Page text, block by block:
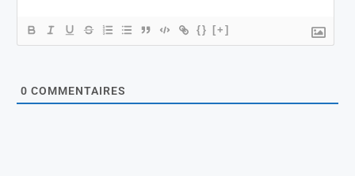
{} [+]
0 COMMENTAIRES